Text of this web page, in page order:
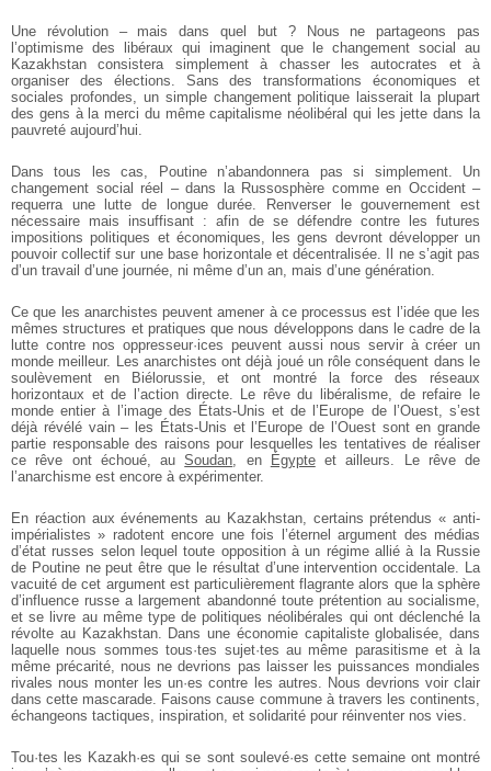
Une révolution – mais dans quel but ? Nous ne partageons pas
l’optimisme des libéraux qui imaginent que le changement social au
Kazakhstan consistera simplement à chasser les autocrates et à
organiser des élections. Sans des transformations économiques et
sociales profondes, un simple changement politique laisserait la plupart
des gens à la merci du même capitalisme néolibéral qui les jette dans la
pauvreté aujourd’hui.
Dans tous les cas, Poutine n’abandonnera pas si simplement. Un
changement social réel – dans la Russosphère comme en Occident –
requerra une lutte de longue durée. Renverser le gouvernement est
nécessaire mais insuffisant : afin de se défendre contre les futures
impositions politiques et économiques, les gens devront développer un
pouvoir collectif sur une base horizontale et décentralisée. Il ne s’agit pas
d’un travail d’une journée, ni même d’un an, mais d’une génération.
Ce que les anarchistes peuvent amener à ce processus est l’idée que les
mêmes structures et pratiques que nous développons dans le cadre de la
lutte contre nos oppresseur·ices peuvent aussi nous servir à créer un
monde meilleur. Les anarchistes ont déjà joué un rôle conséquent dans le
soulèvement en Biélorussie, et ont montré la force des réseaux
horizontaux et de l’action directe. Le rêve du libéralisme, de refaire le
monde entier à l’image des États-Unis et de l’Europe de l’Ouest, s’est
déjà révélé vain – les États-Unis et l’Europe de l’Ouest sont en grande
partie responsable des raisons pour lesquelles les tentatives de réaliser
ce rêve ont échoué, auSoudan, en Égypteet ailleurs. Le rêve de
l’anarchisme est encore à expérimenter.
En réaction aux événements au Kazakhstan, certains prétendus « anti-
impérialistes » radotent encore une fois l’éternel argument des médias
d’état russes selon lequel toute opposition à un régime allié à la Russie
de Poutine ne peut être que le résultat d’une intervention occidentale. La
vacuité de cet argument est particulièrement flagrante alors que la sphère
d’influence russe a largement abandonné toute prétention au socialisme,
et se livre au même type de politiques néolibérales qui ont déclenché la
révolte au Kazakhstan. Dans une économie capitaliste globalisée, dans
laquelle nous sommes tous·tes sujet·tes au même parasitisme et à la
même précarité, nous ne devrions pas laisser les puissances mondiales
rivales nous monter les un·es contre les autres. Nous devrions voir clair
dans cette mascarade. Faisons cause commune à travers les continents,
échangeons tactiques, inspiration, et solidarité pour réinventer nos vies.
Tou·tes les Kazakh·es qui se sont soulevé·es cette semaine ont montré